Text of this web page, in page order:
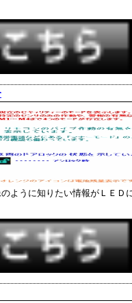
ように知りたい情報がＬＥＤ